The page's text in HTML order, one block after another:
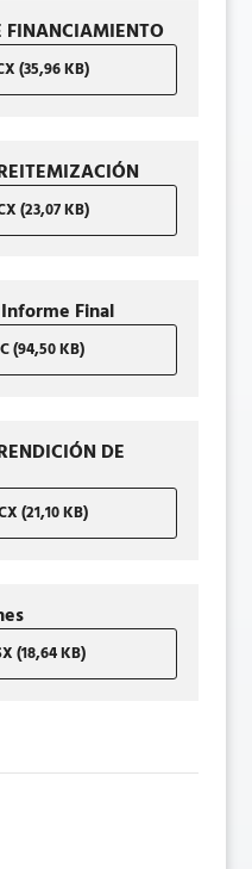
FINANCIAMIENTO
(35,96 KB)
(23,07 KB)
Final
(94,50 KB)
DE
(21,10 KB)
(18,64 KB)